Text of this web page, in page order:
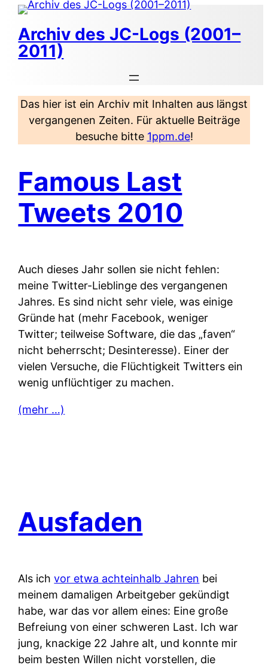
Zum
Inhalt
springen
Archiv des JC-Logs (2001–
2011)
Das hier ist ein Archiv mit Inhalten aus längst
vergangenen Zeiten. Für aktuelle Beiträge
besuche bitte 1ppm.de!
Famous Last
Tweets 2010
Auch dieses Jahr sollen sie nicht fehlen:
meine Twitter-Lieblinge des vergangenen
Jahres. Es sind nicht sehr viele, was einige
Gründe hat (mehr Facebook, weniger
Twitter; teilweise Software, die das „faven“
nicht beherrscht; Desinteresse). Einer der
vielen Versuche, die Flüchtigkeit Twitters ein
wenig unflüchtiger zu machen.
(mehr …)
Ausfaden
Als ichvor etwa achteinhalb Jahren bei
meinem damaligen Arbeitgeber gekündigt
habe, war das vor allem eines: Eine große
Befreiung von einer schweren Last. Ich war
jung, knackige 22 Jahre alt, und konnte mir
beim besten Willen nicht vorstellen, die